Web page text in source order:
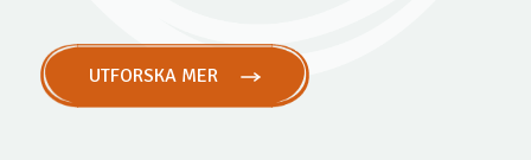
UTFORSKA MER